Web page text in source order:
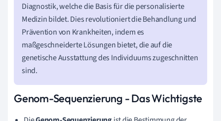
Diagnostik, welche die Basis für die personalisierte
Medizin bildet. Dies revolutioniert die Behandlung und
Prävention von Krankheiten, indem es
maßgeschneiderte Lösungen bietet, die auf die
genetische Ausstattung des Individuums zugeschnitten
sind.
Genom-Sequenzierung - Das Wichtigste